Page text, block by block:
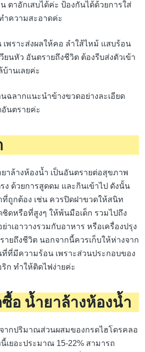
ตาอักเสบได้ค่ะ ป้องกันได้ด้วยการใส่
ความสะอาดค่ะ
พราะส่งผลให้คอ ลำใส้ไหม้ แสบร้อน
ยนหัว อันตรายถึงชีวิต ต้องรีบส่งตัวเข้า
บ้านเลยค่ะ
ฉลากแนะนำข้างขวดอย่างละเอียด
อันตรายค่ะ
าล้างห้องน้ำ เป็นอันตรายต่อสุขภาพ
ง ด้วยการสูดดม และกินเข้าไป ดังนั้น
ที่ถูกต้อง เช่น ควรปิดฝาขวดให้สนิท
ชิดหรือที่สูงๆ ให้พ้นมือเด็ก รวมไปถึง
าเอาวางรวมกับอาหาร หรือเครื่องปรุง
ายถึงชีวิต นอกจากนี้ควรเก็บให้ห่างจาก
ที่มีความร้อน เพราะส่วนประกอบของ
ก ทำให้ติดไฟง่ายค่ะ
อ น้ำยาล้างห้องน้ำ
ากปริมาณส่วนผสมของกรดไฮโดรคลอ
เยอะประมาณ 15-22% สามารถ